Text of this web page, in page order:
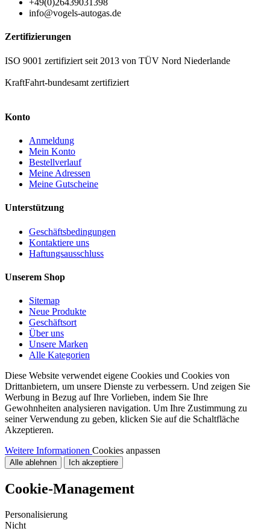
+49(0)26439031398
info@vogels-autogas.de
Zertifizierungen
ISO 9001 zertifiziert seit 2013 von TÜV Nord Niederlande
KraftFahrt-bundesamt zertifiziert
Konto
Anmeldung
Mein Konto
Bestellverlauf
Meine Adressen
Meine Gutscheine
Unterstützung
Geschäftsbedingungen
Kontaktiere uns
Haftungsausschluss
Unserem Shop
Sitemap
Neue Produkte
Geschäftsort
Über uns
Unsere Marken
Alle Kategorien
Diese Website verwendet eigene Cookies und Cookies von
Drittanbietern, um unsere Dienste zu verbessern. Und zeigen Sie
Werbung in Bezug auf Ihre Vorlieben, indem Sie Ihre
Gewohnheiten analysieren navigation. Um Ihre Zustimmung zu
seiner Verwendung zu geben, klicken Sie auf die Schaltfläche
Akzeptieren.
Weitere Informationen Cookies anpassen
Alle ablehnen Ich akzeptiere
Cookie-Management
Personalisierung
Nicht